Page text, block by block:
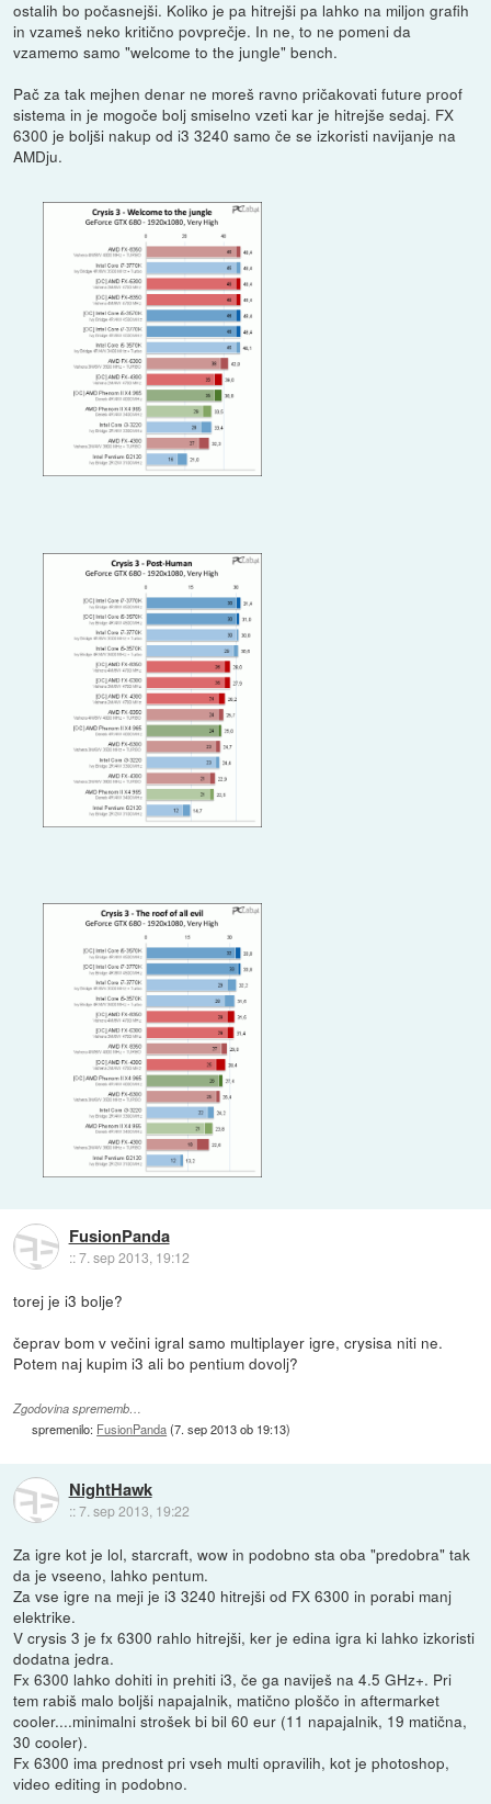
ostalih bo počasnejši. Koliko je pa hitrejši pa lahko na miljon grafih
in vzameš neko kritično povprečje. In ne, to ne pomeni da
vzamemo samo "welcome to the jungle" bench.
Pač za tak mejhen denar ne moreš ravno pričakovati future proof
sistema in je mogoče bolj smiselno vzeti kar je hitrejše sedaj. FX
6300 je boljši nakup od i3 3240 samo če se izkoristi navijanje na
AMDju.
FusionPanda
::7. sep 2013, 19:12
torej je i3 bolje?
čeprav bom v večini igral samo multiplayer igre, crysisa niti ne.
Potem naj kupim i3 ali bo pentium dovolj?
Zgodovina sprememb…
spremenilo: FusionPanda(7. sep 2013 ob 19:13)
NightHawk
::7. sep 2013, 19:22
Za igre kot je lol, starcraft, wow in podobno sta oba "predobra" tak
da je vseeno, lahko pentum.
Za vse igre na meji je i3 3240 hitrejši od FX 6300 in porabi manj
elektrike.
V crysis 3 je fx 6300 rahlo hitrejši, ker je edina igra ki lahko izkoristi
dodatna jedra.
Fx 6300 lahko dohiti in prehiti i3, če ga naviješ na 4.5 GHz+. Pri
tem rabiš malo boljši napajalnik, matično ploščo in aftermarket
cooler....minimalni strošek bi bil 60 eur (11 napajalnik, 19 matična,
30 cooler).
Fx 6300 ima prednost pri vseh multi opravilih, kot je photoshop,
video editing in podobno.